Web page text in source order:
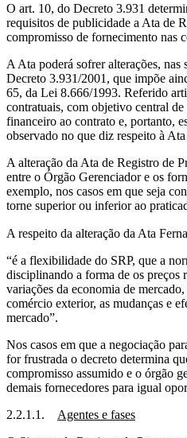
O art. 10, do Decreto 3.931
requisitos de publicidade a Ata de
compromisso de fornecimento nas
A Ata poderá sofrer alterações, nas
Decreto 3.931/2001, que impõe
65, da Lei 8.666/1993. Referido
contratuais, com objetivo central
financeiro ao contrato e, portanto,
observado no que diz respeito à
A alteração da Ata de Registro de
entre o Órgão Gerenciador e os
exemplo, nos casos em que seja
torne superior ou inferior ao
A respeito da alteração da Ata
“é a flexibilidade do SRP, que a
disciplinando a forma de os preços
variações da economia de
comércio exterior, as mudanças e
mercado”.
Nos casos em que a negociação
for frustrada o decreto determina
compromisso assumido e o órgão
demais fornecedores para igual
2.2.1.1.
Agentes e fases